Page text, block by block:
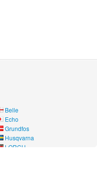
Belle
Echo
Grundfos
Husqvarna
LORCH